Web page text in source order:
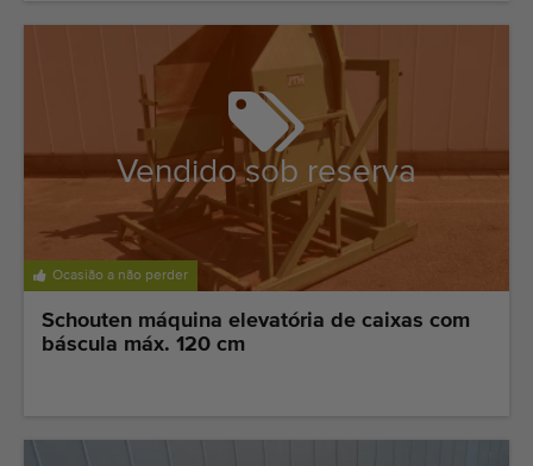
Ocasião a não perder
Vendido sob reserva
Schouten máquina elevatória de caixas com
báscula máx. 120 cm